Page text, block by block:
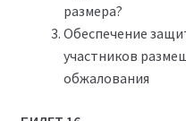
размера?
Обеспечение
участников
обжалования